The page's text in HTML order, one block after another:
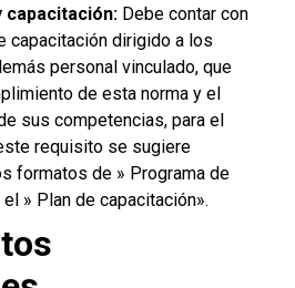
capacitación: Debe contar con
capacitación dirigido a los
personal vinculado, que
de esta norma y el
sus competencias, para el
requisito se sugiere
formatos de » Programa de
» Plan de capacitación».